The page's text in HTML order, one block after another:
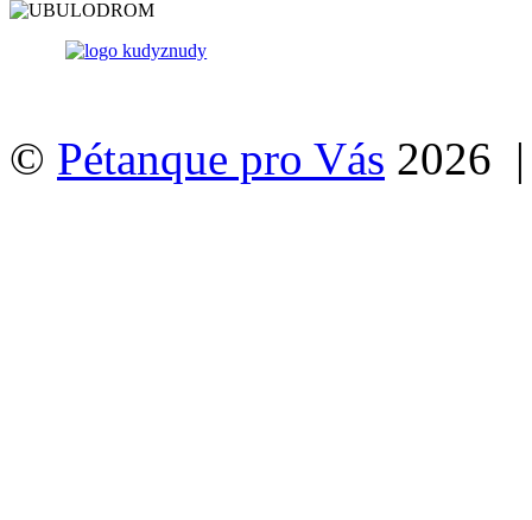
© Pétanque pro Vás 2026